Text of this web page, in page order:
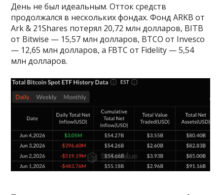
День не был идеальным. Отток средств
продолжался в нескольких фондах. Фонд ARKB от
Ark & 21Shares потерял 20,72 млн долларов, BITB
от Bitwise — 15,57 млн долларов, BTCO от Invesco
— 12,65 млн долларов, а FBTC от Fidelity — 5,54
млн долларов.